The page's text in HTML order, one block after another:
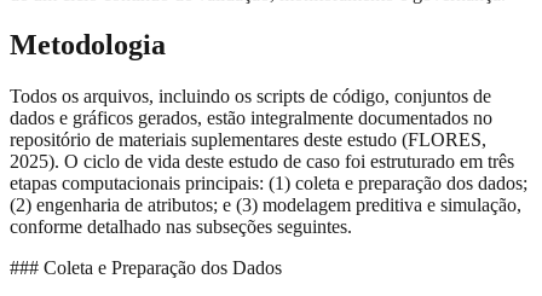
Metodologia
Todos os arquivos, incluindo os scripts de código, conjuntos de
dados e gráficos gerados, estão integralmente documentados no
repositório de materiais suplementares deste estudo (FLORES,
2025). O ciclo de vida deste estudo de caso foi estruturado em três
etapas computacionais principais: (1) coleta e preparação dos dados;
(2) engenharia de atributos; e (3) modelagem preditiva e simulação,
conforme detalhado nas subseções seguintes.
### Coleta e Preparação dos Dados